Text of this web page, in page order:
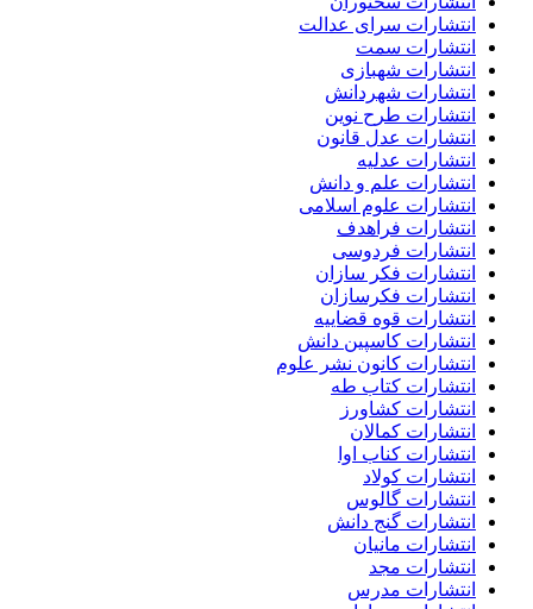
انتشارات سرای عدالت
انتشارات سمت
انتشارات شهبازی
انتشارات شهردانش
انتشارات طرح نوین
انتشارات عدل قانون
انتشارات عدلیه
انتشارات علم و دانش
انتشارات علوم اسلامی
انتشارات فراهدف
انتشارات فردوسی
انتشارات فکر سازان
انتشارات فکرسازان
انتشارات قوه قضاییه
انتشارات کاسپین دانش
انتشارات کانون نشر علوم
انتشارات کتاب طه
انتشارات کشاورز
انتشارات کمالان
انتشارات کناب اوا
انتشارات کولاد
انتشارات گالوس
انتشارات گنج دانش
انتشارات مانیان
انتشارات مجد
انتشارات مدرس